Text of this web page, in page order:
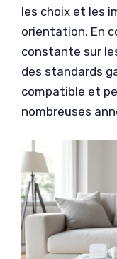
les choix et les
orientation. En
constante sur
des standards
compatible et
nombreuses